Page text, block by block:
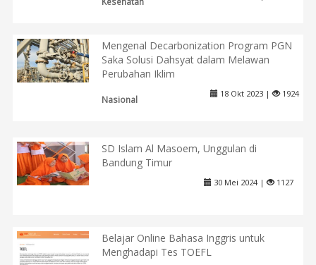
Mengenal Decarbonization Program PGN
Saka Solusi Dahsyat dalam Melawan
Perubahan Iklim
Nasional
18 Okt 2023 | 1924
SD Islam Al Masoem, Unggulan di
Bandung Timur
30 Mei 2024 | 1127
Belajar Online Bahasa Inggris untuk
Menghadapi Tes TOEFL